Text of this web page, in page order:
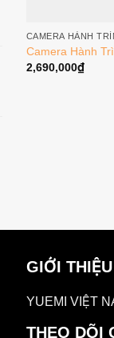
CAMERA HÀNH
Camera Hành
2,690,000₫
GIỚI THIỆU
YUEMI VIỆT
THEO DÕI